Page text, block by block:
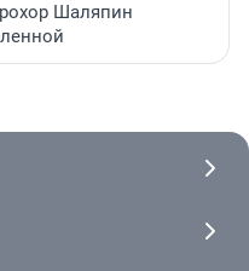
Шаляпин